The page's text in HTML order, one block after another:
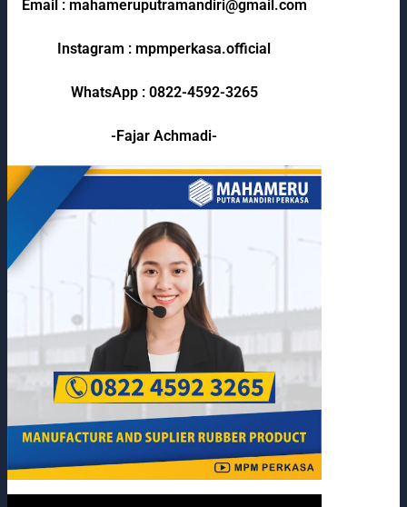
Email : mahameruputramandiri@gmail.com
Instagram : mpmperkasa.official
WhatsApp : 0822-4592-3265
-Fajar Achmadi-